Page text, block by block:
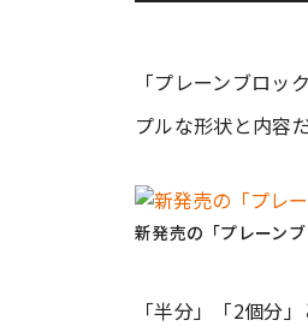
「プレーンブロ
プルな形状と内容
新発売の「プレーンブ
「半分」「2個分